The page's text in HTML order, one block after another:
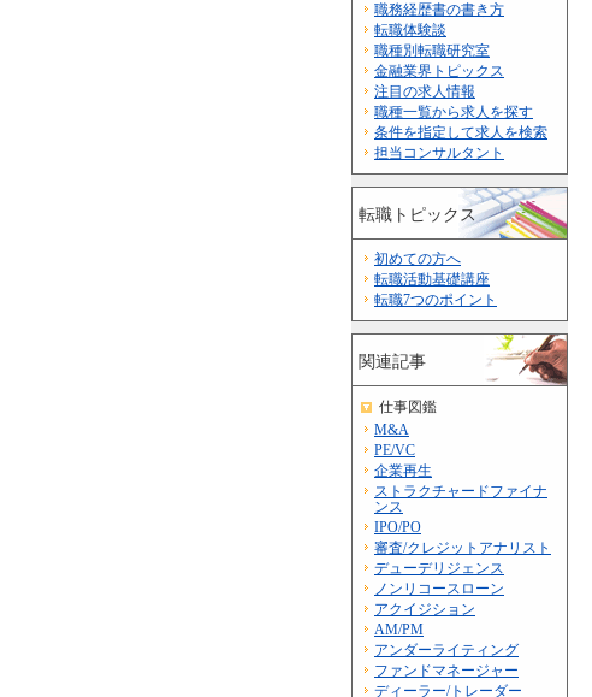
職務経歴書の書き方
転職体験談
職種別転職研究室
金融業界トピックス
注目の求人情報
職種一覧から求人を探す
条件を指定して求人を検索
担当コンサルタント
転職トピックス
初めての方へ
転職活動基礎講座
転職7つのポイント
関連記事
仕事図鑑
M&A
PE/VC
企業再生
ストラクチャードファイナ
ンス
IPO/PO
審査/クレジットアナリスト
デューデリジェンス
ノンリコースローン
アクイジション
AM/PM
アンダーライティング
ファンドマネージャー
ディーラー/トレーダー